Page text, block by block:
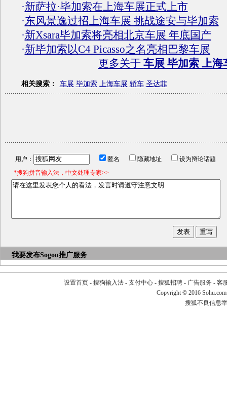
·新萨拉·毕加索在上海车展正式上市
·东风景逸过招上海车展 挑战途安与毕加索
·新Xsara毕加索将亮相北京车展 年底国产
·新毕加索以C4 Picasso之名亮相巴黎车展
更多关于 车展 毕加索 上海
相关搜索： 车展 毕加索 上海车展 轿车 圣达菲
用户： 匿名 隐藏地址
设为辩论话题
*搜狗拼音输入法，中文处理专家>>
我要发布Sogou推广服务
设置首页- 搜狗输入法- 支付中心- 搜狐招聘- 广告服务 - 客
Copyright © 2016
搜狐不良信息